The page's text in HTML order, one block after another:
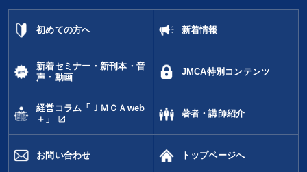
初めての方へ 新着情報
新着セミナー・新刊本・音
声・動画
JMCA特別コンテンツ
経営コラム「ＪＭＣＡweb
＋」
open_in_new
著者・講師紹介
お問い合わせ トップページへ